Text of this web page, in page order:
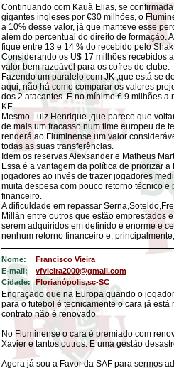
Continuando com Kauã Elias, se
gigantes ingleses por €30 milhões, o
a 10% desse valor, já que manteve esse
além do percentual do direito de formação.
fique entre 13 e 14 % do recebido pelo
Considerando os U$ 17 milhões recebidos
valor bem razoável para os cofres do clube.
Fazendo um paralelo com JK ,que está se
aqui, não há como comparar os valores
dos 2 atacantes. É no mínimo € 9 milhões a
KE.
Mesmo Luiz Henrique ,que parece que
de mais um fracasso num time europeu de
renderá ao Fluminense um valor
todas as suas transferências.
Idem os reservas Alexsander e Matheus
Essa é a vantagem da política de priorizar a
jogadores ao invés de trazer jogadores
muita despesa com pouco retorno técnico e
financeiro.
A dificuldade em repassar
Millán entre outros que estão emprestados
serem adquiridos em definido é enorme e
nenhum retorno financeiro e,
Nome: Francisco Vieira
E-mail:
vfvieira2000@gmail.com
Cidade: Florianópolis,sc-SC
Engraçado que na Europa quando o
para o futebol é tecnicamente o cara já
contrato não é renovado.
No Fluminense o cara é premiado com
Xavier e tantos outros. E uma gestão
Agora já sou a Favor da SAF para sermos